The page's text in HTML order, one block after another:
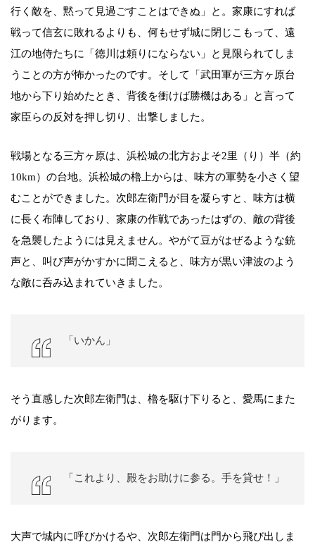
行く敵を、黙って見過ごすことはできぬ」と。家康にすれば
戦って信玄に敗れるよりも、何もせず城に閉じこもって、遠
江の地侍たちに「徳川は頼りにならない」と見限られてしま
うことの方が怖かったのです。そして「武田軍が三方ヶ原台
地から下り始めたとき、背後を衝けば勝機はある」と言って
家臣らの反対を押し切り、出撃しました。
戦場となる三方ヶ原は、浜松城の北方およそ2里（り）半（約
10km）の台地。浜松城の櫓上からは、味方の軍勢を小さく望
むことができました。次郎左衛門が目を凝らすと、味方は横
に長く布陣しており、家康の作戦であったはずの、敵の背後
を急襲したようには見えません。やがて豆がはぜるような銃
声と、叫び声がかすかに聞こえると、味方が黒い津波のよう
な敵に呑み込まれていきました。
「いかん」
そう直感した次郎左衛門は、櫓を駆け下りると、愛馬にまた
がります。
「これより、殿をお助けに参る。手を貸せ！」
大声で城内に呼びかけるや、次郎左衛門は門から飛び出しま